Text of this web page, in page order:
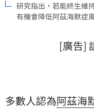
研究指出，若能終生維
有機會降低阿茲海默症
[廣告]
多數人認為阿茲海